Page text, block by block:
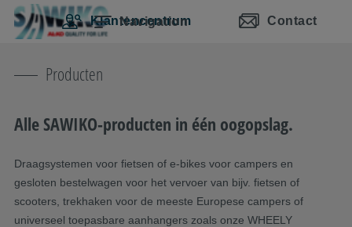
Navigatie overslaan
Naar hoofdinhoud
Naar hoofdnavigatie gaan
Inhoudsopgave Navigation
Klantencentrum Contact
Producten
Alle SAWIKO-producten in één oogopslag.
Draagsystemen voor fietsen of e-bikes voor campers en
gesloten bestelwagen voor het vervoer van bijv. fietsen of
scooters, trekhaken voor de meeste Europese campers of
universeel toepasbare aanhangers zoals onze WHEELY